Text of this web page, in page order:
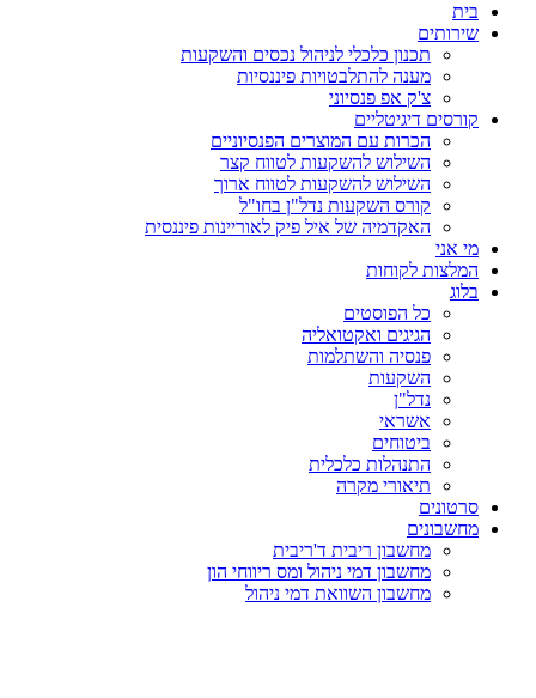
בית
שירותים
תכנון כלכלי לניהול נכסים והשקעות
מענה להתלבטויות פיננסיות
צ'ק אפ פנסיוני
קורסים דיגיטליים
הכרות עם המוצרים הפנסיוניים
השילוש להשקעות לטווח קצר
השילוש להשקעות לטווח ארוך
קורס השקעות נדל"ן בחו"ל
האקדמיה של איל פיק לאוריינות פיננסית
מי אני
המלצות לקוחות
בלוג
כל הפוסטים
הגיגים ואקטואליה
פנסיה והשתלמות
השקעות
נדל"ן
אשראי
ביטוחים
התנהלות כלכלית
תיאורי מקרה
סרטונים
מחשבונים
מחשבון ריבית ד'ריבית
מחשבון דמי ניהול ומס ריווחי הון
מחשבון השוואת דמי ניהול